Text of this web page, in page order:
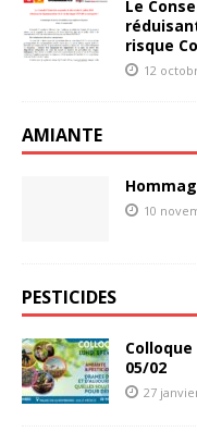
Le
risque
12
AMIANTE
10
PESTICIDES
05/02
27